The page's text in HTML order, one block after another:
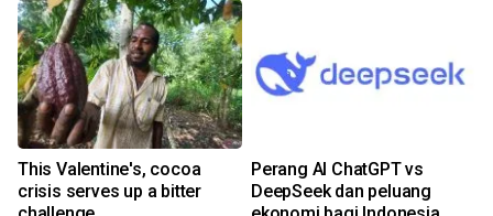
This Valentine's, cocoa
crisis serves up a bitter
Perang AI ChatGPT vs
DeepSeek dan peluang